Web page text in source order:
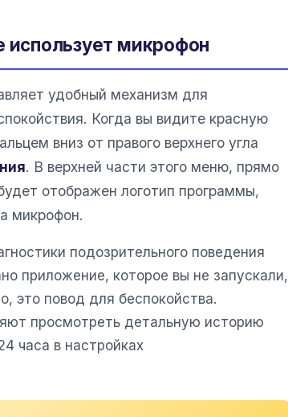
использует микрофон
удобный механизм для
Когда вы видите красную
вниз от правого верхнего угла
. В верхней части этого меню, прямо
отображен логотип программы,
микрофон.
подозрительного поведения
приложение, которое вы не запускали,
это повод для беспокойства.
просмотреть детальную историю
часа в настройках